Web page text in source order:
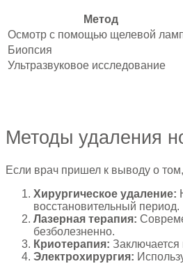
Метод
Осмотр с помощью щелевой
Биопсия
Ультразвуковое исследование
Методы удаления
Если врач пришел к выводу о
Хирургическое удаление:
восстановительный период.
Лазерная терапия:
безболезненно.
Криотерапия:
Электрохирургия: